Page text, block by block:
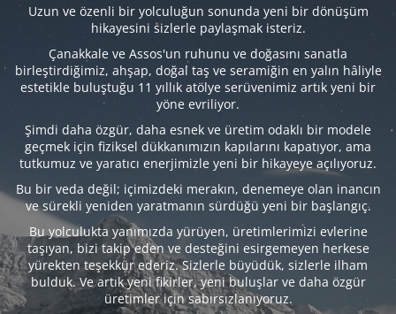
Uzun ve özenli bir yolculuğun sonunda yeni bir dönüşüm
hikayesini sizlerle paylaşmak isteriz.
Çanakkale ve Assos'un ruhunu ve doğasını sanatla
birleştirdiğimiz, ahşap, doğal taş ve seramiğin en yalın hâliyle
estetikle buluştuğu 11 yıllık atölye serüvenimiz artık yeni bir
yöne evriliyor.
Şimdi daha özgür, daha esnek ve üretim odaklı bir modele
geçmek için fiziksel dükkanımızın kapılarını kapatıyor, ama
tutkumuz ve yaratıcı enerjimizle yeni bir hikayeye açılıyoruz.
Bu bir veda değil; içimizdeki merakın, denemeye olan inancın
ve sürekli yeniden yaratmanın sürdüğü yeni bir başlangıç.
Bu yolculukta yanımızda yürüyen, üretimlerimizi evlerine
taşıyan, bizi takip eden ve desteğini esirgemeyen herkese
yürekten teşekkür ederiz. Sizlerle büyüdük, sizlerle ilham
bulduk. Ve artık yeni fikirler, yeni buluşlar ve daha özgür
üretimler için sabırsızlanıyoruz.